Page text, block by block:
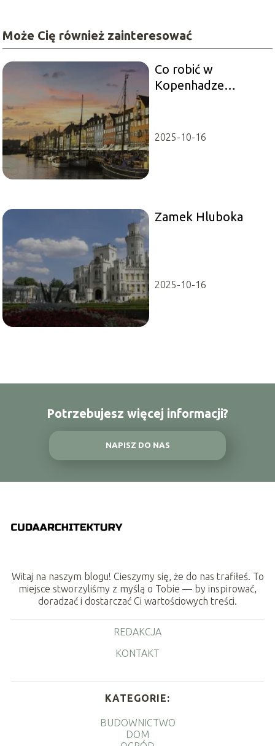
Może Cię również zainteresować
Co robić w
Kopenhadze
2025-10-16
Zamek Hluboka
2025-10-16
Potrzebujesz więcej informacji?
NAPISZ DO NAS
Witaj na naszym blogu! Cieszymy się, że do nas trafiłeś. To
miejsce stworzyliśmy z myślą o Tobie — by inspirować,
doradzać i dostarczać Ci wartościowych treści.
REDAKCJA
KONTAKT
KATEGORIE:
BUDOWNICTWO
DOM